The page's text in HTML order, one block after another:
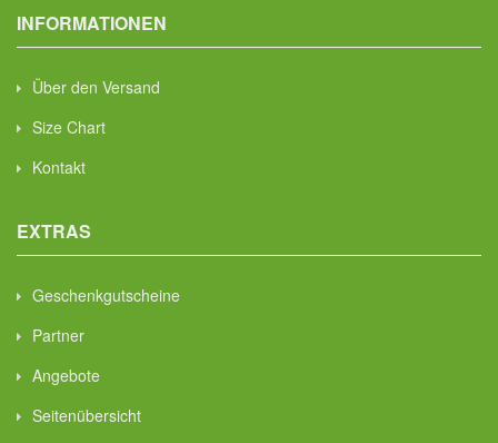
INFORMATIONEN
Über den Versand
Size Chart
Kontakt
EXTRAS
Geschenkgutscheine
Partner
Angebote
Seitenübersicht